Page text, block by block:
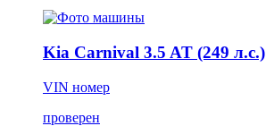
Kia Carnival 3.5 AT (249 л.с.)
VIN номер
проверен